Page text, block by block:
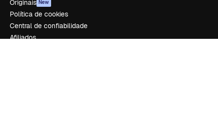
Originais New
Política de cookies
Central de confiabilidade
Afiliados